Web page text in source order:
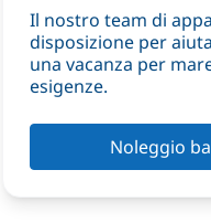
Il nostro team di
disposizione per
una vacanza per
esigenze.
Noleggio